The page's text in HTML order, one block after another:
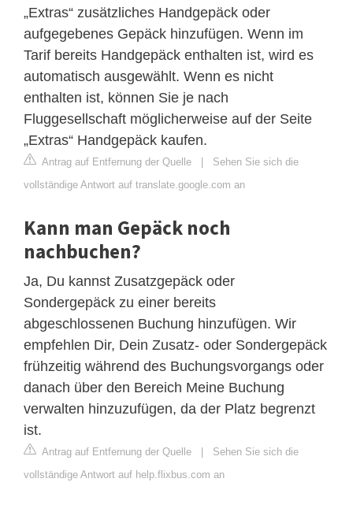
„Extras“ zusätzliches Handgepäck oder
aufgegebenes Gepäck hinzufügen. Wenn im
Tarif bereits Handgepäck enthalten ist, wird es
automatisch ausgewählt. Wenn es nicht
enthalten ist, können Sie je nach
Fluggesellschaft möglicherweise auf der Seite
„Extras“ Handgepäck kaufen.
Antrag auf Entfernung der Quelle | Sehen Sie sich die
vollständige Antwort auf translate.google.com an
Kann man Gepäck noch
nachbuchen?
Ja, Du kannst Zusatzgepäck oder
Sondergepäck zu einer bereits
abgeschlossenen Buchung hinzufügen. Wir
empfehlen Dir, Dein Zusatz- oder Sondergepäck
frühzeitig während des Buchungsvorgangs oder
danach über den Bereich Meine Buchung
verwalten hinzuzufügen, da der Platz begrenzt
ist.
Antrag auf Entfernung der Quelle | Sehen Sie sich die
vollständige Antwort auf help.flixbus.com an